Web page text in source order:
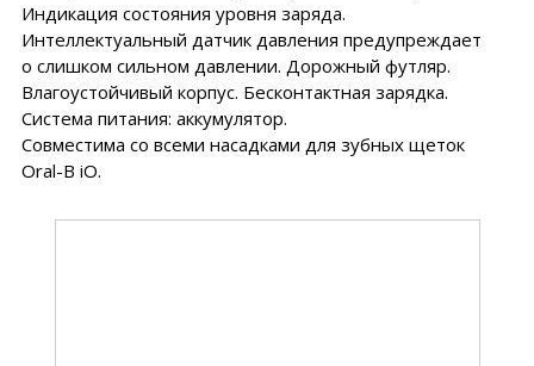
Индикация состояния уровня заряда.
Интеллектуальный датчик давления предупреждает
о слишком сильном давлении. Дорожный футляр.
Влагоустойчивый корпус. Бесконтактная зарядка.
Система питания: аккумулятор.
Совместима со всеми насадками для зубных щеток
Oral-B iO.